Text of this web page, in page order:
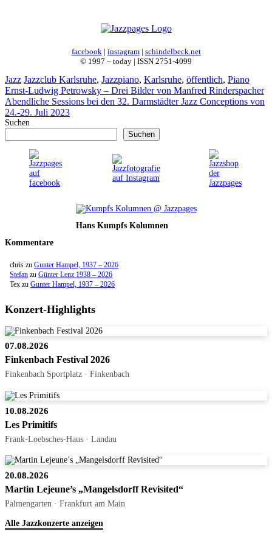
facebook | instagram| schindelbeck.net
© 1997 – today | ISSN 2751-4099
Kategorien
Jazz Schlagwörter
Jazzclub Karlsruhe, Jazzpiano, Karlsruhe, öffentlich, Piano
Ernst-Ludwig Petrowsky – Drei Bilder von Manfred Rinderspacher
Abendliche Sessions bei den 32. Darmstädter Jazz Conceptions von
24.-29. Juli 2023
Suchen
Suchen
Hans Kumpfs Kolumnen
Kommentare
chris zu Gunter Hampel, 1937 – 2026
Stefan zu Günter Lenz 1938 – 2026
Tex zu Gunter Hampel, 1937 – 2026
Konzert-Highlights
07.08.2026
Finkenbach Festival 2026
Finkenbach Sportplatz · Finkenbach
10.08.2026
Les Primitifs
Frank-Loebsches-Haus · Landau
20.08.2026
Martin Lejeune’s „Mangelsdorff Revisited“
Palmengarten · Frankfurt am Main
Alle Jazzkonzerte anzeigen